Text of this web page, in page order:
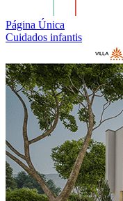
Página Única
Cuidados infantis